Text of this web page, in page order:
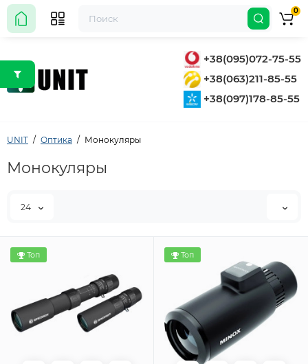
+38(095)072-75-55
+38(063)211-85-55
+38(097)178-85-55
0
UNIT Оптика Монокуляры
Монокуляры
24
Топ Топ